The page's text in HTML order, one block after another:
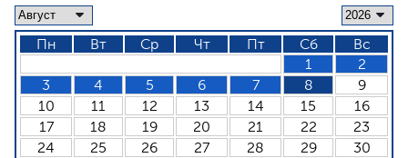
Пн Вт Ср Чт Пт Сб
Вс
1
2
3
4 5 6 7 8
9
10
11 12 13 14 15
16
17
18 19 20 21 22
23
24
25 26 27 28 29
30